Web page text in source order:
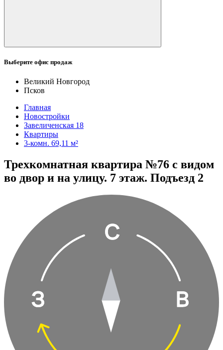
Выберите офис продаж
Великий Новгород
Псков
Главная
Новостройки
Завеличенская 18
Квартиры
3-комн. 69,11 м²
Трехкомнатная квартира №76 с видом
во двор и на улицу. 7 этаж. Подъезд 2